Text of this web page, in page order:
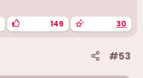
149 30
#53